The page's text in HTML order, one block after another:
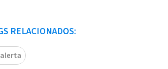
RELACIONADOS:
alerta